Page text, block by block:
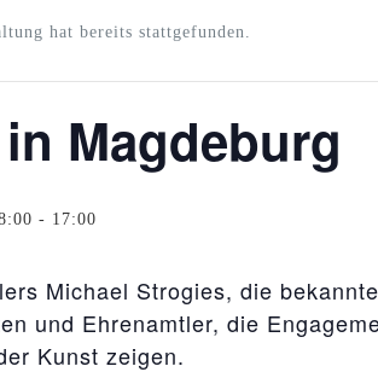
hat bereits stattgefunden.
Magdeburg
- 17:00
Michael Strogies, die
und Ehrenamtler, die
Kunst zeigen.